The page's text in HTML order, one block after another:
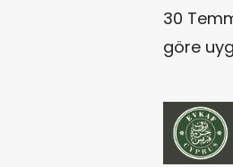
30
göre